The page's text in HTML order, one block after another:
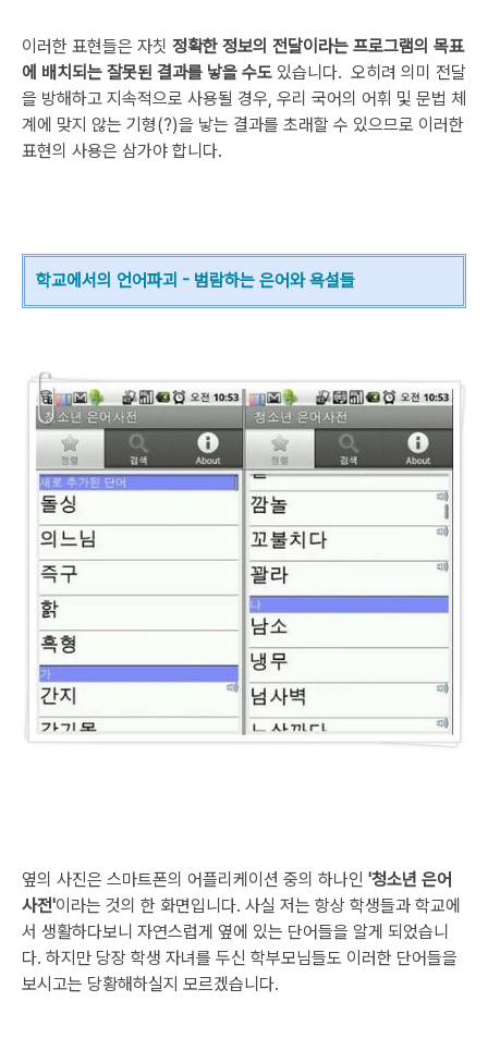
이러한 표현들은 자칫 정확한 정보의 전달이라는 프로그램의 목표
에 배치되는 잘못된 결과를 낳을 수도 있습니다. 오히려 의미 전달
을 방해하고 지속적으로 사용될 경우, 우리 국어의 어휘 및 문법 체
계에 맞지 않는 기형(?)을 낳는 결과를 초래할 수 있으므로 이러한
표현의 사용은 삼가야 합니다.
학교에서의 언어파괴 - 범람하는 은어와 욕설들
옆의 사진은 스마트폰의 어플리케이션 중의 하나인 '청소년 은어
사전'이라는 것의 한 화면입니다. 사실 저는 항상 학생들과 학교에
서 생활하다보니 자연스럽게 옆에 있는 단어들을 알게 되었습니
다. 하지만 당장 학생 자녀를 두신 학부모님들도 이러한 단어들을
보시고는 당황해하실지 모르겠습니다.